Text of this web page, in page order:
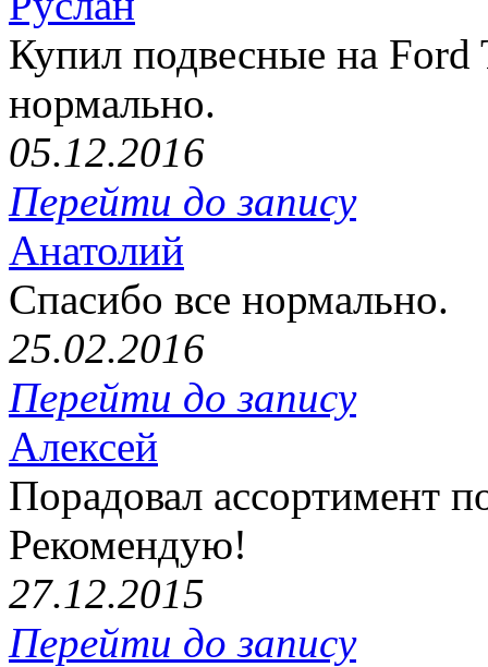
Купил подвесные на Ford
нормально.
05.12.2016
Перейти до запису
Анатолий
Спасибо все нормально.
25.02.2016
Перейти до запису
Алексей
Порадовал ассортимент
Рекомендую!
27.12.2015
Перейти до запису